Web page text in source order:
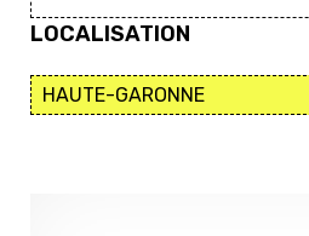
LOCALISATION